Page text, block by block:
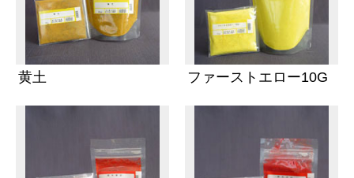
黄土 ファーストエロー10G